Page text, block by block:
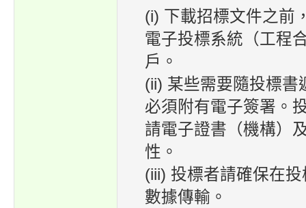
(i) 下載招標文件之前
電子投標系統（工程
戶。
(ii) 某些需要隨投標書
必須附有電子簽署。
請電子證書（機構）
性。
(iii) 投標者請確保在
數據傳輸。